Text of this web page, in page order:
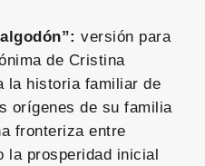
versión para
de Cristina
la historia familiar de
orígenes de su familia
fronteriza entre
la prosperidad inicial